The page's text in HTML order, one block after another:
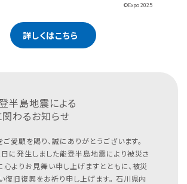
©Expo 2025
詳しくはこちら
半島地震による
わるお知らせ
愛顧を賜り、誠にありがとうございます。
日に発生しました能登半島地震により被災さ
よりお見舞い申し上げますとともに、被災
復旧復興をお祈り申し上げます。 石川県内